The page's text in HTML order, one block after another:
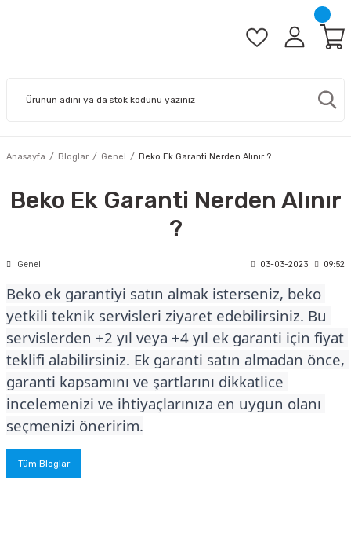
Anasayfa Bloglar Genel Beko Ek Garanti Nerden Alınır ?
Beko Ek Garanti Nerden Alınır
?
Genel 03-03-2023 09:52
Beko ek garantiyi satın almak isterseniz, beko
yetkili teknik servisleri ziyaret edebilirsiniz. Bu
servislerden +2 yıl veya +4 yıl ek garanti için fiyat
teklifi alabilirsiniz. Ek garanti satın almadan önce,
garanti kapsamını ve şartlarını dikkatlice
incelemenizi ve ihtiyaçlarınıza en uygun olanı
seçmenizi öneririm.
Tüm Bloglar